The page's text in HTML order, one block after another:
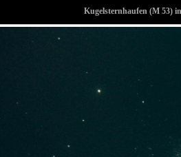
Kugelsternhaufen (M 53)